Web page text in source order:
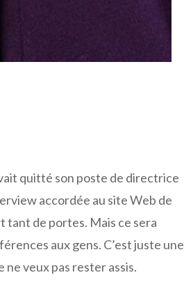
quitté son poste de directrice
accordée au site Web de
tant de portes. Mais ce sera
aux gens. C’est juste une
veux pas rester assis.